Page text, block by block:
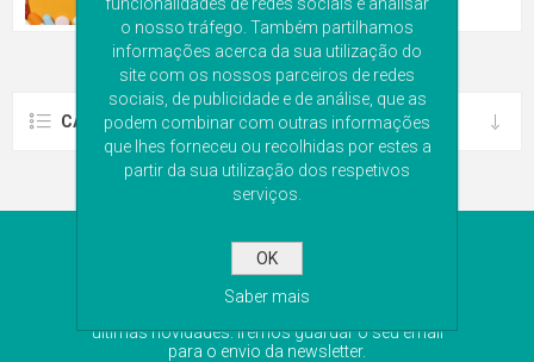
CATEGORIAS
NEWSLETTER
últimas novidades. Iremos guardar o seu email
para o envio da newsletter.
o nosso tráfego. Também partilhamos
informações acerca da sua utilização do
site com os nossos parceiros de redes
sociais, de publicidade e de análise, que as
podem combinar com outras informações
que lhes forneceu ou recolhidas por estes a
partir da sua utilização dos respetivos
serviços.
OK
Saber mais